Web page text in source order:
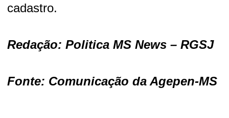
cadastro.
Redação: Politica MS News – RGSJ
Fonte: Comunicação da Agepen-MS